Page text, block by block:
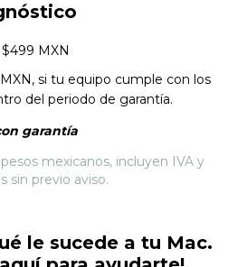
$499 MXN
si tu equipo cumple con los
del periodo de garantía.
garantía
mexicanos, incluyen IVA y
sin previo aviso.
le sucede a tu Mac.